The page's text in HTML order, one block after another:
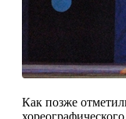
Как позже